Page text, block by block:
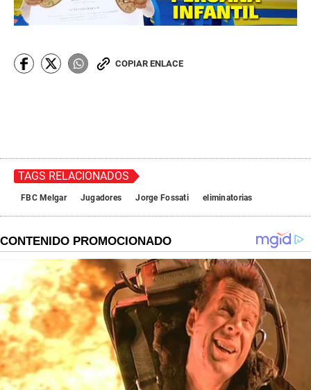
COPIAR ENLACE
TAGS RELACIONADOS
FBC Melgar Jugadores Jorge Fossati eliminatorias